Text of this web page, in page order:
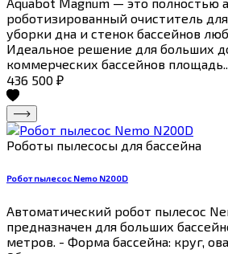
роботизированный очиститель
уборки дна и стенок бассейнов
Идеальное решение для больших
коммерческих бассейнов
436 500 ₽
Роботы пылесосы для бассейна
Робот пылесос Nemo N200D
Автоматический робот пылесос
предназначен для больших
метров. - Форма бассейна: круг,